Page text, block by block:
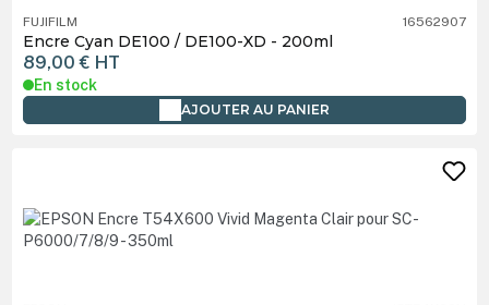
FUJIFILM 16562907
Encre Cyan DE100 / DE100-XD - 200ml
89,00 € HT
En stock
AJOUTER AU PANIER